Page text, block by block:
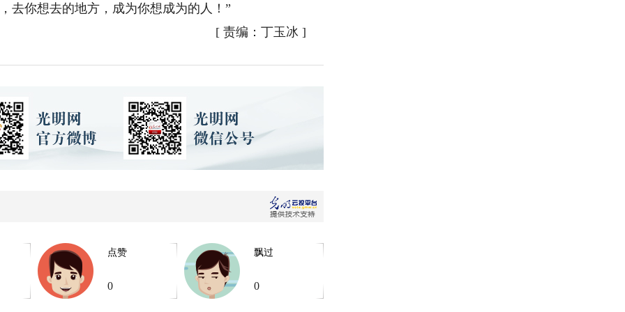
你想去的地方，成为你想成为的人！”
[ 责编：丁玉冰 ]
点赞
0
飘过
0